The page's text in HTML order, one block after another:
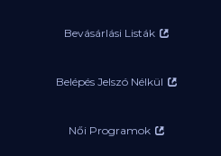
Bevásárlási Listák
Belépés Jelszó Nélkül
Női Programok